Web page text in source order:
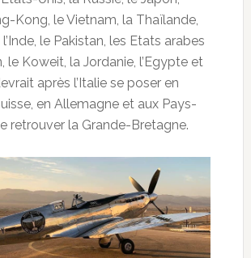
Kong, le Vietnam, la Thaïlande,
le Pakistan, les Etats arabes
le Koweit, la Jordanie, l’Egypte et
après l’Italie se poser en
en Allemagne et aux Pays-
retrouver la Grande-Bretagne.